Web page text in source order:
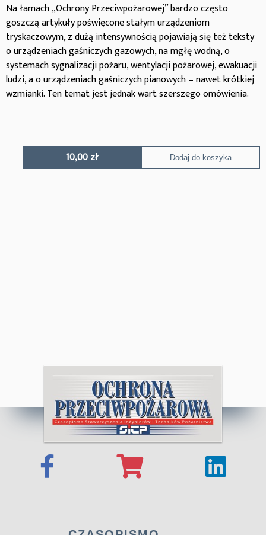
10,00zł Dodaj do koszyka
Na łamach „Ochrony Przeciwpożarowej” bardzo często
goszczą artykuły poświęcone stałym urządzeniom
tryskaczowym, z dużą intensywnością pojawiają się też teksty
o urządzeniach gaśniczych gazowych, na mgłę wodną, o
systemach sygnalizacji pożaru, wentylacji pożarowej, ewakuacji
ludzi, a o urządzeniach gaśniczych pianowych – nawet krótkiej
wzmianki. Ten temat jest jednak wart szerszego omówienia.